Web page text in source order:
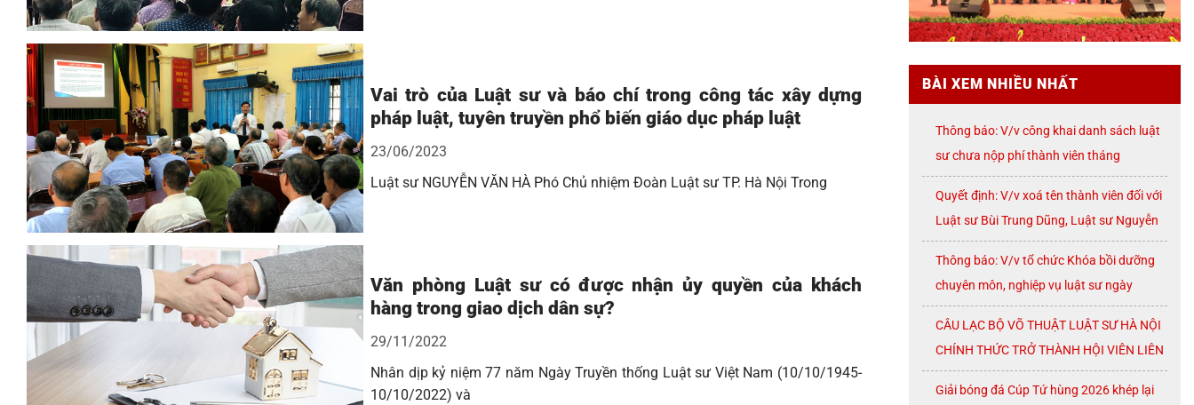
Vai trò của Luật sư và báo chí trong công tác xây dựng
pháp luật, tuyên truyền phổ biến giáo dục pháp luật
23/06/2023
Luật sư NGUYỄN VĂN HÀ Phó Chủ nhiệm Đoàn Luật sư TP. Hà Nội Trong
Văn phòng Luật sư có được nhận ủy quyền của khách
hàng trong giao dịch dân sự?
29/11/2022
Nhân dịp kỷ niệm 77 năm Ngày Truyền thống Luật sư Việt Nam (10/10/1945-
10/10/2022) và
BÀI XEM NHIỀU NHẤT
Thông báo: V/v công khai danh sách luật
sư chưa nộp phí thành viên tháng
07/2026
Quyết định: V/v xoá tên thành viên đối với
Luật sư Bùi Trung Dũng, Luật sư Nguyễn
Thị Huế, Luật sư Trần Đình Triển, Luật sư
Lê Thị Oanh
Thông báo: V/v tổ chức Khóa bồi dưỡng
chuyên môn, nghiệp vụ luật sư ngày
08/8/2026 ( thứ Bảy)
CÂU LẠC BỘ VÕ THUẬT LUẬT SƯ HÀ NỘI
CHÍNH THỨC TRỞ THÀNH HỘI VIÊN LIÊN
ĐOÀN VÕ CỔ TRUYỀN THÀNH PHỐ HÀ
Giải bóng đá Cúp Tứ hùng 2026 khép lại